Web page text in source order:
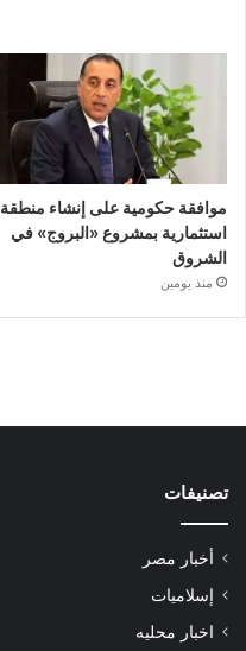
موافقة حكومية على إنشاء منطقة
استثمارية بمشروع «البروج» في
الشروق
منذ يومين
تصنيفات
أخبار مصر
إسلاميات
اخبار محليه